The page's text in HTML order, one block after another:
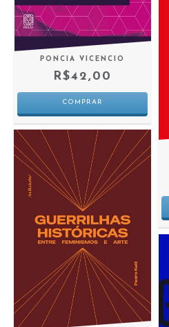
PONCIA VICENCIO
R$42,00